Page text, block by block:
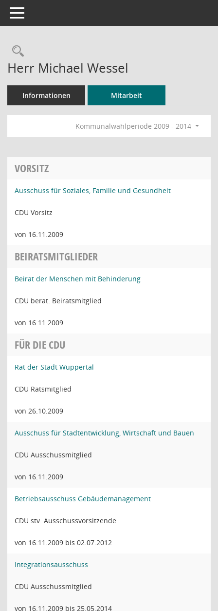
Toggle navigation
Rechercheauswahl
Herr Michael Wessel
Informationen Mitarbeit
Kommunalwahlperiode 2009 - 2014
VORSITZ
Ausschuss für Soziales, Familie und Gesundheit
CDU Vorsitz
von 16.11.2009
BEIRATSMITGLIEDER
Beirat der Menschen mit Behinderung
CDU berat. Beiratsmitglied
von 16.11.2009
FÜR DIE CDU
Rat der Stadt Wuppertal
CDU Ratsmitglied
von 26.10.2009
Ausschuss für Stadtentwicklung, Wirtschaft und Bauen
CDU Ausschussmitglied
von 16.11.2009
Betriebsausschuss Gebäudemanagement
CDU stv. Ausschussvorsitzende
von 16.11.2009 bis 02.07.2012
Integrationsausschuss
CDU Ausschussmitglied
von 16.11.2009 bis 25.05.2014